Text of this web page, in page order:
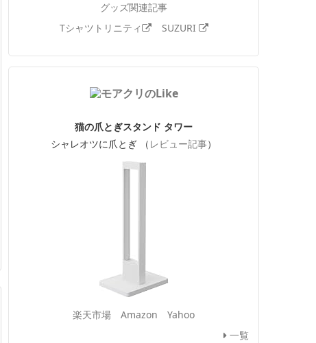
グッズ関連記事
Tシャツトリニティ
SUZURI
猫の爪とぎスタンド タワー
シャレオツに爪とぎ （ レビュー記事）
楽天市場 Amazon
Yahoo
一覧